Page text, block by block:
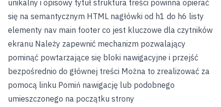
unikalny i opisowy tytuł struktura treści powinna opierać
się na semantycznym HTML nagłówki od h1 do h6 listy
elementy nav main footer co jest kluczowe dla czytników
ekranu Należy zapewnić mechanizm pozwalający
pominąć powtarzające się bloki nawigacyjne i przejść
bezpośrednio do głównej treści Można to zrealizować za
pomocą linku Pomiń nawigację lub podobnego
umieszczonego na początku strony